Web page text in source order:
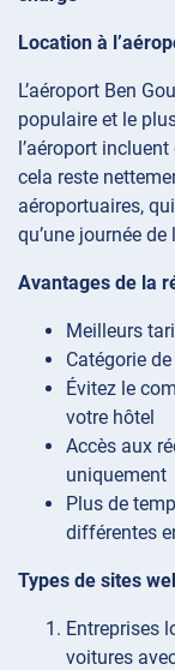
Location à
L’aéroport Ben
populaire et le
l’aéroport
cela reste
aéroportuaires,
qu’une journée
Avantages de la
Meilleurs
Catégorie
Évitez le
votre hôtel
Accès aux
uniquement
Plus de
différentes
Types de sites
Entreprises
voitures